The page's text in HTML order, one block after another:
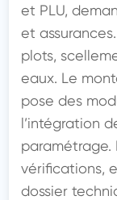
et PLU,
et
plots,
eaux. Le
pose des
l’intégration
paramétrage.
vérifications,
dossier